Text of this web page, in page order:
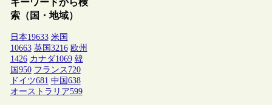
索（国・地域）
日本19633 米国
10663 英国 3216 欧州
1426 カナダ1069 韓
国 950 フランス 720
ドイツ681 中国 638
オーストラリア599